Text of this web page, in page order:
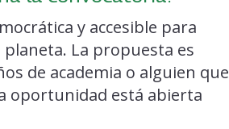
y accesible para
La propuesta es
de academia o alguien que
oportunidad está abierta